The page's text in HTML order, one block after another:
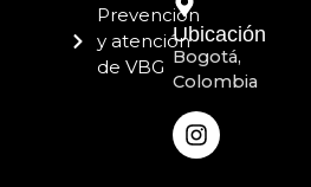
Prevención
y atención
de VBG
Ubicación
Bogotá,
Colombia